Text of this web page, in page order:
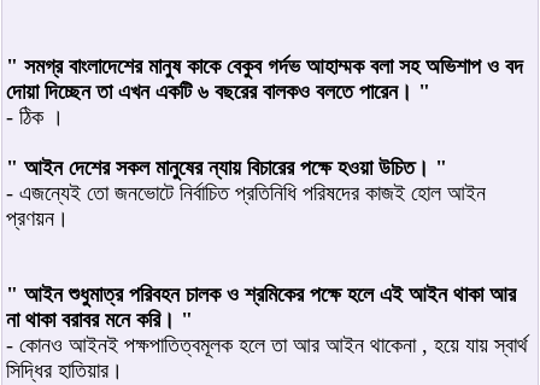
" সমগ্র বাংলাদেশের মানুষ কাকে বেকুব গর্দভ আহাম্মক বলা সহ অভিশাপ ও বদ
দোয়া দিচ্ছেন তা এখন একটি ৬ বছরের বালকও বলতে পারেন। "
- ঠিক ।
" আইন দেশের সকল মানুষের ন্যায় বিচারের পক্ষে হওয়া উচিত। "
- এজন্যেই তো জনভোটে নির্বাচিত প্রতিনিধি পরিষদের কাজই হোল আইন
প্রণয়ন।
" আইন শুধুমাত্র পরিবহন চালক ও শ্রমিকের পক্ষে হলে এই আইন থাকা আর
না থাকা বরাবর মনে করি। "
- কোনও আইনই পক্ষপাতিত্বমূলক হলে তা আর আইন থাকেনা , হয়ে যায় স্বার্থ
সিদ্ধির হাতিয়ার।